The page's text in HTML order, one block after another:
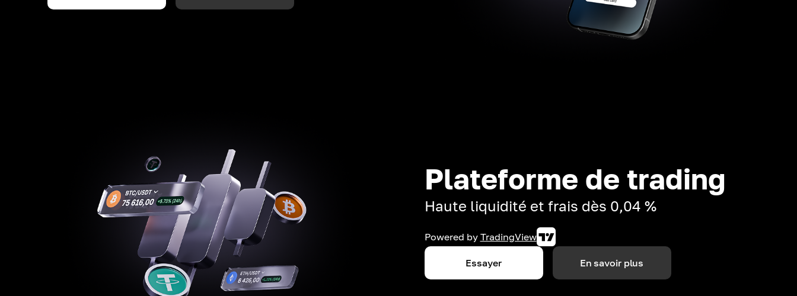
Plateforme de trading
Haute liquidité et frais dès 0,04 %
Powered by TradingView
Essayer En savoir plus